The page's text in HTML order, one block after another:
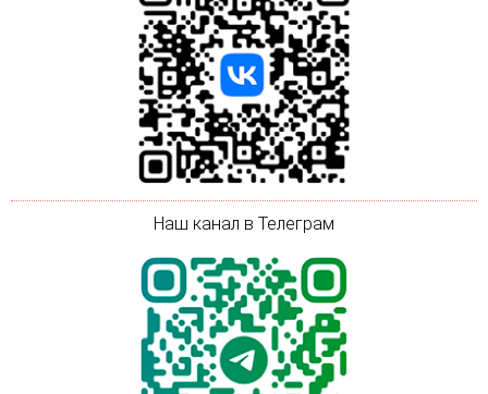
Наш канал в Телеграм